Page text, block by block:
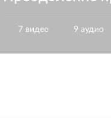
7 видео 9 аудио